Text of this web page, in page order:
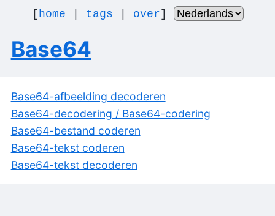
[ home tags over]
Base64
Base64-afbeelding decoderen
Base64-decodering / Base64-codering
Base64-bestand coderen
Base64-tekst coderen
Base64-tekst decoderen